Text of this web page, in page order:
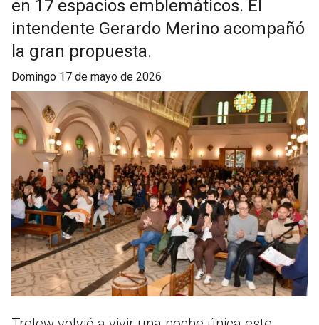
en 17 espacios emblemáticos. El
intendente Gerardo Merino acompañó
la gran propuesta.
domingo 17 de mayo de 2026